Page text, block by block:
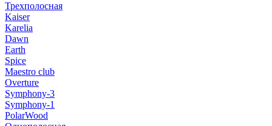
Трехполосная
Kaiser
Karelia
Dawn
Earth
Spice
Maestro club
Overture
Symphony-3
Symphony-1
PolarWood